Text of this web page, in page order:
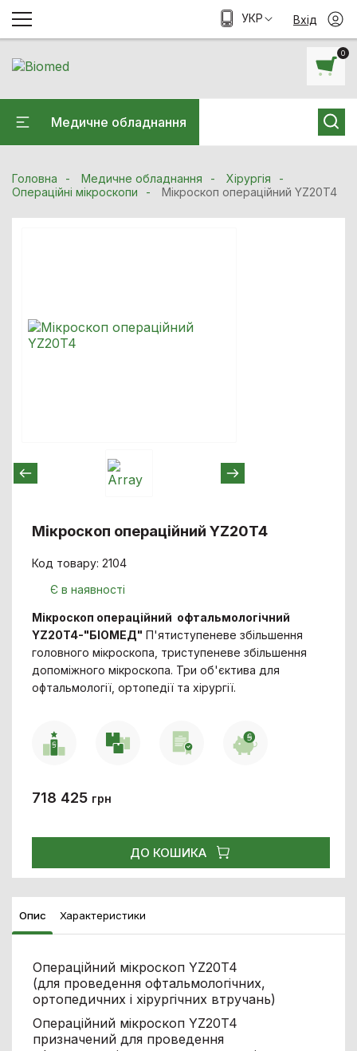
0
Медичне обладнання
УКР Вхід
Головна Медичне обладнання
Хiрургiя
Операційні мікроскопи
Мікроскоп операційний YZ20T4
Мікроскоп операційний YZ20T4
Код товару: 2104
Є в наявності
Мікроскоп операційний офтальмологічний
YZ20T4-"БІОМЕД" П'ятиступеневе збільшення
головного мікроскопа, триступеневе збільшення
допоміжного мікроскопа. Три об'єктива для
офтальмології, ортопедії та хірургії.
718 425 грн
ДО КОШИКА
Опис Характеристики
Операційний мікроскоп YZ20T4
(для проведення офтальмологічних,
ортопедичних і хірургічних втручань)
Операційний мікроскоп YZ20T4
призначений для проведення